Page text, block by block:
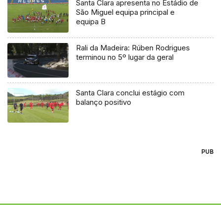
Santa Clara apresenta no Estádio de
São Miguel equipa principal e
equipa B
Rali da Madeira: Rúben Rodrigues
terminou no 5º lugar da geral
Santa Clara conclui estágio com
balanço positivo
PUB